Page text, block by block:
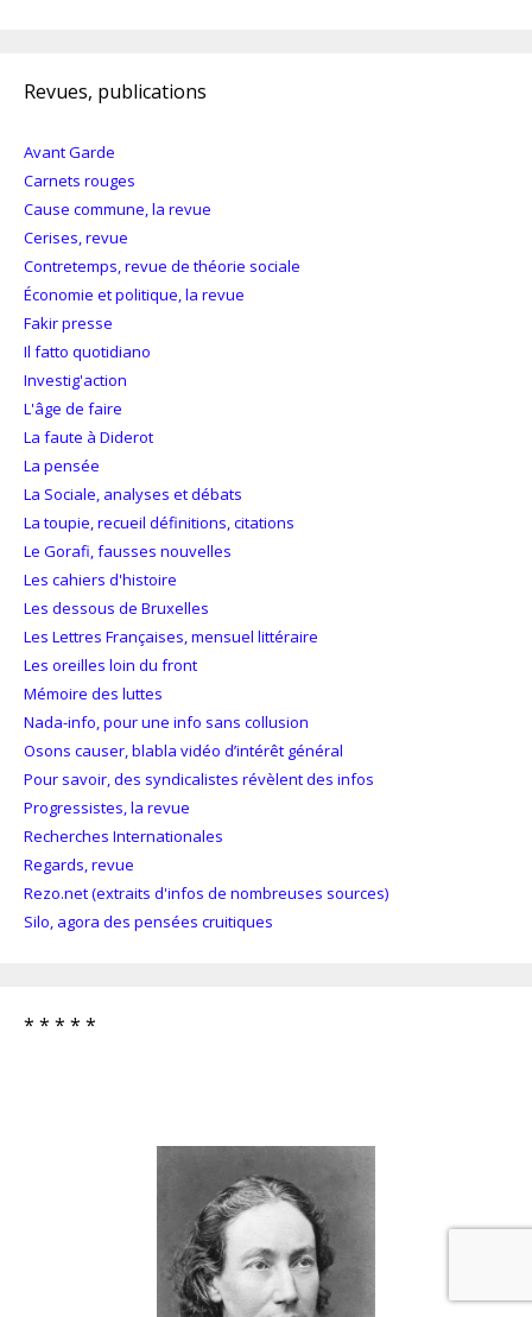
Revues, publications
Avant Garde
Carnets rouges
Cause commune, la revue
Cerises, revue
Contretemps, revue de théorie sociale
Économie et politique, la revue
Fakir presse
Il fatto quotidiano
Investig'action
L'âge de faire
La faute à Diderot
La pensée
La Sociale, analyses et débats
La toupie, recueil définitions, citations
Le Gorafi, fausses nouvelles
Les cahiers d'histoire
Les dessous de Bruxelles
Les Lettres Françaises, mensuel littéraire
Les oreilles loin du front
Mémoire des luttes
Nada-info, pour une info sans collusion
Osons causer, blabla vidéo d’intérêt général
Pour savoir, des syndicalistes révèlent des infos
Progressistes, la revue
Recherches Internationales
Regards, revue
Rezo.net (extraits d'infos de nombreuses sources)
Silo, agora des pensées cruitiques
* * * * *